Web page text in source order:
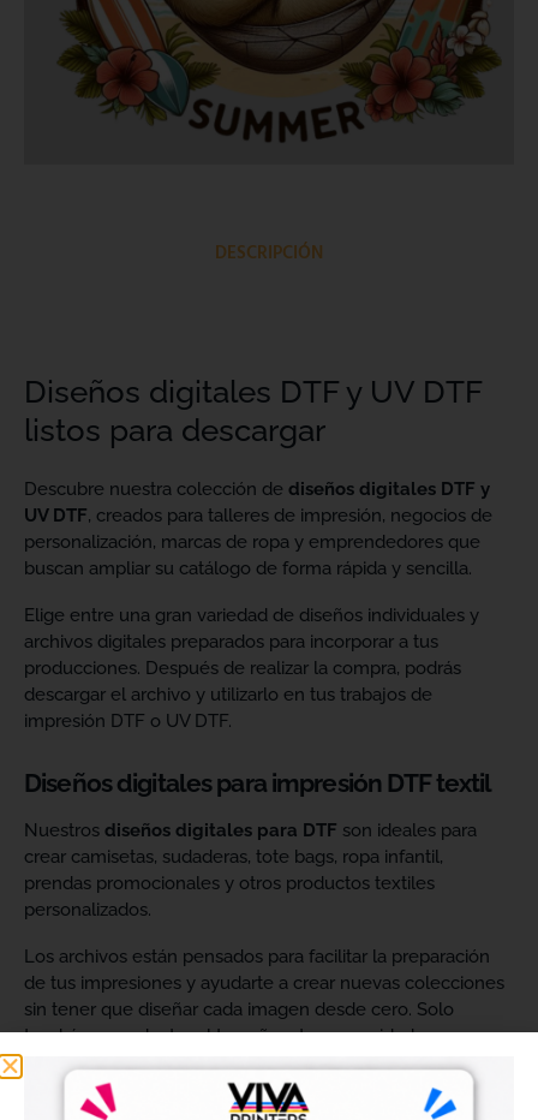
DESCRIPCIÓN
Diseños digitales DTF y UV DTF
listos para descargar
Descubre nuestra colección de diseños digitales DTF y
UV DTF, creados para talleres de impresión, negocios de
personalización, marcas de ropa y emprendedores que
buscan ampliar su catálogo de forma rápida y sencilla.
Elige entre una gran variedad de diseños individuales y
archivos digitales preparados para incorporar a tus
producciones. Después de realizar la compra, podrás
descargar el archivo y utilizarlo en tus trabajos de
impresión DTF o UV DTF.
Diseños digitales para impresión DTF textil
Nuestros diseños digitales para DTF son ideales para
crear camisetas, sudaderas, tote bags, ropa infantil,
prendas promocionales y otros productos textiles
personalizados.
Los archivos están pensados para facilitar la preparación
de tus impresiones y ayudarte a crear nuevas colecciones
sin tener que diseñar cada imagen desde cero. Solo
tendrás que adaptar el tamaño a tus necesidades, preparar
el archivo en tu programa de impresión y producirlo con tu
maquinaria DTF.